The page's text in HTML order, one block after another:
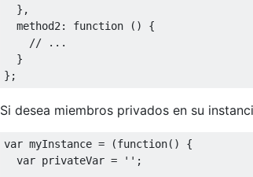
},
  method2
: function ()
{
// ...
}
};
Si desea miembros privados en su
var myInstance = (function()
{
var privateVar = '' ;